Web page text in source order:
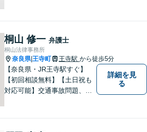
策をご提案【LINE利用可】
【平日夜間、土日祝日、応相
談】
桐山 修一 弁護士
桐山法律事務所
奈良県|王寺町 王寺駅 から徒歩5分
【奈良県・JR王寺駅すぐ】
【初回相談無料】【土日祝も
対応可能】交通事故問題、遺
詳細を見
る